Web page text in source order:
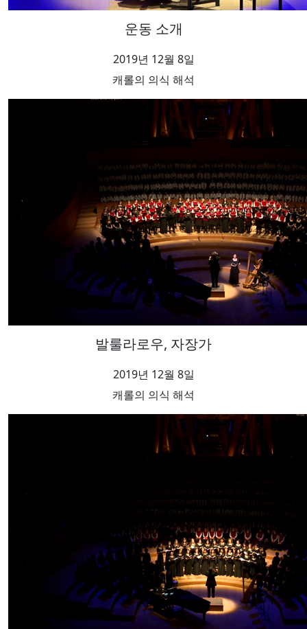
운동 소개
2019년 12월 8일
캐롤의 의식 해석
발룰라로우, 자장가
2019년 12월 8일
캐롤의 의식 해석